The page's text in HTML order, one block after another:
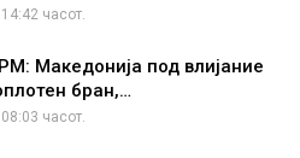
часот.
Македонија под влијание
бран,…
часот.